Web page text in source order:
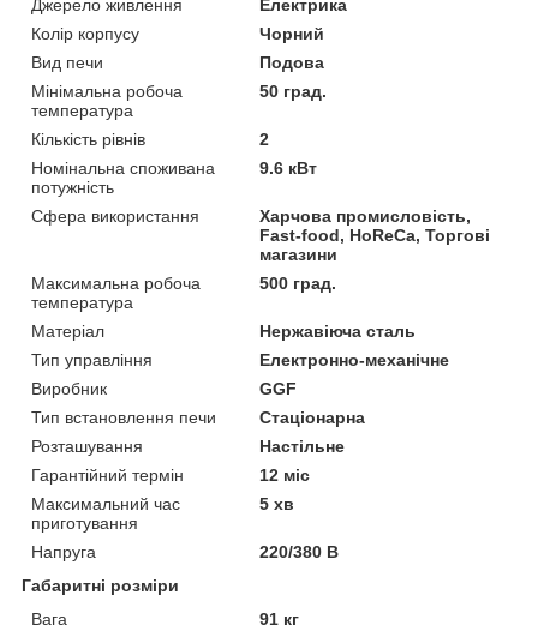
Джерело живлення
Електрика
Колір корпусу
Чорний
Вид печи
Подова
Мінімальна робоча
температура
50 град.
Кількість рівнів
2
Номінальна споживана
потужність
9.6 кВт
Сфера використання
Харчова промисловість,
Fast-food, HoReCa, Торгові
магазини
Максимальна робоча
температура
500 град.
Матеріал
Нержавіюча сталь
Тип управління
Електронно-механічне
Виробник
GGF
Тип встановлення печи
Стаціонарна
Розташування
Настільне
Гарантійний термін
12 міс
Максимальний час
приготування
5 хв
Напруга
220/380 В
Габаритні розміри
Вага
91 кг